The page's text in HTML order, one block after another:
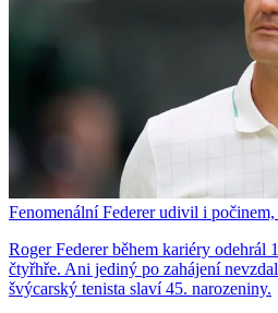
Fenomenální Federer udivil i počinem,
Roger Federer během kariéry odehrál
čtyřhře. Ani jediný po zahájení
švýcarský tenista slaví 45. narozeniny.